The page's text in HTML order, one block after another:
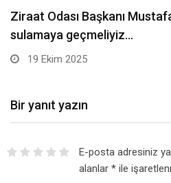
Sarıkamış’ta hanımlara
programı düzenlendi –…
19 Ekim 2025
Bir yanıt yazın
E-posta adresiniz
alanlar *ile